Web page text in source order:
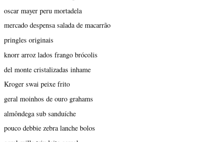
oscar mayer peru mortadela
mercado despensa salada de macarrão
pringles originais
knorr arroz lados frango brócolis
del monte cristalizadas inhame
Kroger swai peixe frito
geral moinhos de ouro grahams
almôndega sub sanduíche
pouco debbie zebra lanche bolos